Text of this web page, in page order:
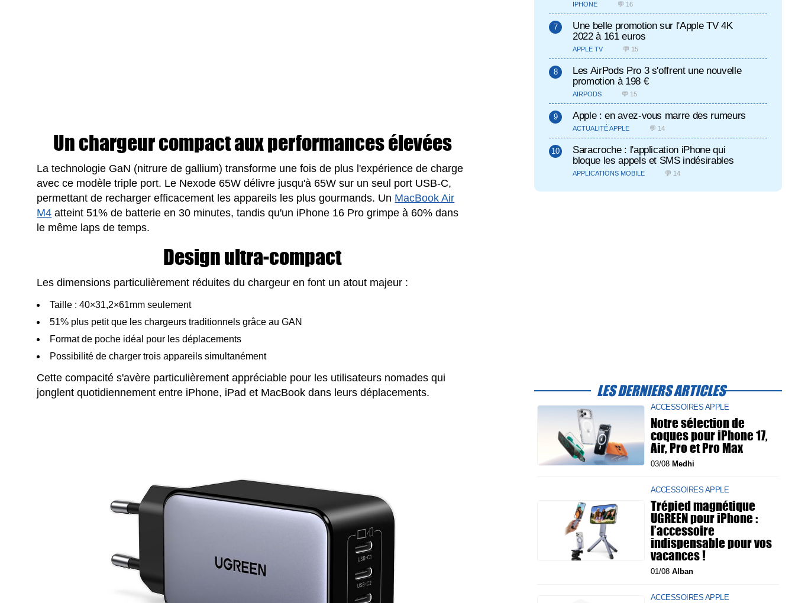
Un chargeur compact aux performances élevées
La technologie GaN (nitrure de gallium) transforme une fois de plus l'expérience de charge
avec ce modèle triple port. Le Nexode 65W délivre jusqu'à 65W sur un seul port USB-C,
permettant de recharger efficacement les appareils les plus gourmands. Un MacBook Air
M4 atteint 51% de batterie en 30 minutes, tandis qu'un iPhone 16 Pro grimpe à 60% dans
le même laps de temps.
Design ultra-compact
Les dimensions particulièrement réduites du chargeur en font un atout majeur :
Taille : 40×31,2×61mm seulement
51% plus petit que les chargeurs traditionnels grâce au GAN
Format de poche idéal pour les déplacements
Possibilité de charger trois appareils simultanément
Cette compacité s'avère particulièrement appréciable pour les utilisateurs nomades qui
jonglent quotidiennement entre iPhone, iPad et MacBook dans leurs déplacements.
IPHONE 💬 16
Une belle promotion sur l'Apple TV 4K
2022 à 161 euros
APPLE TV 💬 15
Les AirPods Pro 3 s'offrent une nouvelle
promotion à 198 €
AIRPODS 💬 15
Apple : en avez-vous marre des rumeurs
ACTUALITÉ APPLE 💬 14
Saracroche : l'application iPhone qui
bloque les appels et SMS indésirables
APPLICATIONS MOBILE 💬 14
LES DERNIERS ARTICLES
ACCESSOIRES APPLE
Notre sélection de
coques pour iPhone 17,
Air, Pro et Pro Max
03/08 Medhi
ACCESSOIRES APPLE
Trépied magnétique
UGREEN pour iPhone :
l’accessoire
indispensable pour vos
vacances !
01/08 Alban
ACCESSOIRES APPLE